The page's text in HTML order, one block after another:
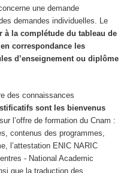
une demande
demandes individuelles. Le
à la complétude du tableau de
correspondance les
d’enseignement ou diplôme
des connaissances
sont les bienvenus
sur l’offre de formation du Cnam :
contenus des programmes,
l’attestation ENIC NARIC
- National Academic
que la traduction des